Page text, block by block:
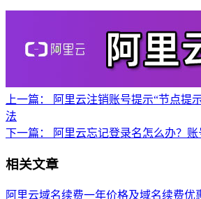
上一篇：
阿里云注销账号提示“节点提
法
下一篇：
阿里云忘记登录名怎么办？
相关文章
阿里云域名续费一年价格及域名续费优